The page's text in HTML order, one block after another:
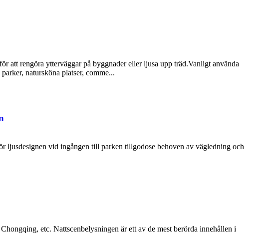
att rengöra ytterväggar på byggnader eller ljusa upp träd.Vanligt använda
natursköna platser, comme...
ljusdesignen vid ingången till parken tillgodose behoven av vägledning och
etc. Nattscenbelysningen är ett av de mest berörda innehållen i